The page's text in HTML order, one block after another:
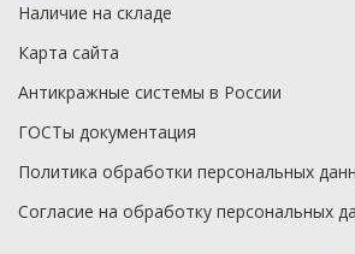
Наличие на складе
Карта сайта
Антикражные системы в России
ГОСТы документация
Политика обработки персональных
Согласие на обработку персональных